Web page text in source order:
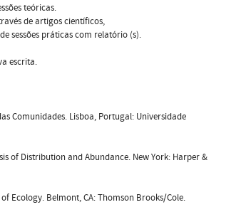
teóricas.
de artigos científicos,
sessões práticas com relatório (s).
escrita.
Comunidades. Lisboa, Portugal: Universidade
of Distribution and Abundance. New York: Harper &
Ecology. Belmont, CA: Thomson Brooks/Cole.